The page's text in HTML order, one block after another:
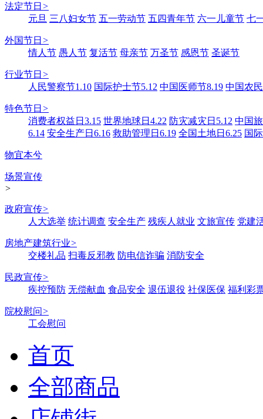
法定节日 >
元旦 三八妇女节 五一劳动节 五四青年节 六一儿童节 七
外国节日 >
情人节 愚人节 复活节 母亲节 万圣节 感恩节 圣诞节
行业节日 >
人民警察节1.10 国际护士节5.12 中国医师节8.19 中国农
特色节日 >
消费者权益日3.15 世界地球日4.22 防灾减灾日5.12 中国
6.14 安全生产日6.16 救助管理日6.19 全国土地日6.25 国
物宜本兮
场景宣传
>
政府宣传>
人大选举 统计调查 安全生产 残疾人就业 文旅宣传 党建
房地产建筑行业>
交楼礼品 扫毒反邪教 防电信诈骗 消防安全
民政宣传>
疾控预防 无偿献血 食品安全 退伍退役 社保医保 福利彩
院校慰问>
工会慰问
首页
全部商品